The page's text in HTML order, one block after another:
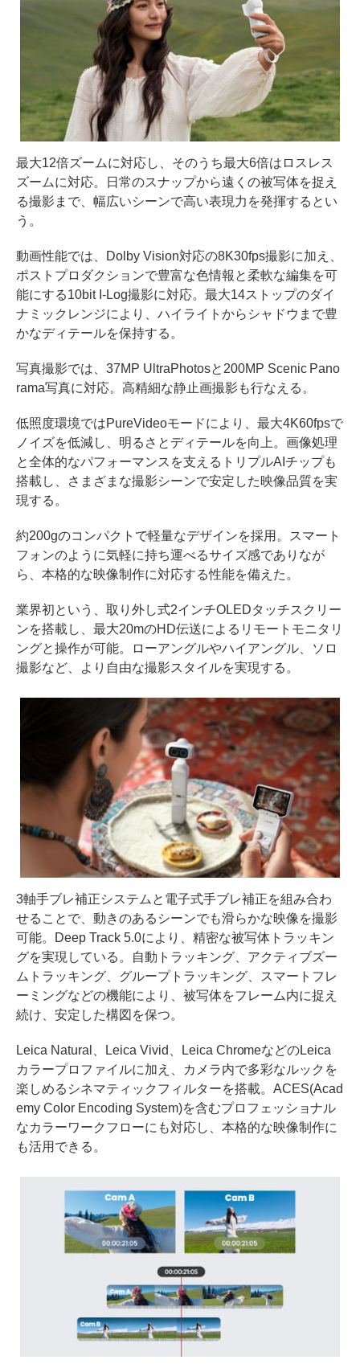
最大12倍ズームに対応し、そのうち最大6倍はロスレス
ズームに対応。日常のスナップから遠くの被写体を捉え
る撮影まで、幅広いシーンで高い表現力を発揮するとい
う。
動画性能では、Dolby Vision対応の8K30fps撮影に加え、
ポストプロダクションで豊富な色情報と柔軟な編集を可
能にする10bit I-Log撮影に対応。最大14ストップのダイ
ナミックレンジにより、ハイライトからシャドウまで豊
かなディテールを保持する。
写真撮影では、37MP UltraPhotosと200MP Scenic Pano
rama写真に対応。高精細な静止画撮影も行なえる。
低照度環境ではPureVideoモードにより、最大4K60fpsで
ノイズを低減し、明るさとディテールを向上。画像処理
と全体的なパフォーマンスを支えるトリプルAIチップも
搭載し、さまざまな撮影シーンで安定した映像品質を実
現する。
約200gのコンパクトで軽量なデザインを採用。スマート
フォンのように気軽に持ち運べるサイズ感でありなが
ら、本格的な映像制作に対応する性能を備えた。
業界初という、取り外し式2インチOLEDタッチスクリー
ンを搭載し、最大20mのHD伝送によるリモートモニタリ
ングと操作が可能。ローアングルやハイアングル、ソロ
撮影など、より自由な撮影スタイルを実現する。
3軸手ブレ補正システムと電子式手ブレ補正を組み合わ
せることで、動きのあるシーンでも滑らかな映像を撮影
可能。Deep Track 5.0により、精密な被写体トラッキン
グを実現している。自動トラッキング、アクティブズー
ムトラッキング、グループトラッキング、スマートフレ
ーミングなどの機能により、被写体をフレーム内に捉え
続け、安定した構図を保つ。
Leica Natural、Leica Vivid、Leica ChromeなどのLeica
カラープロファイルに加え、カメラ内で多彩なルックを
楽しめるシネマティックフィルターを搭載。ACES(Acad
emy Color Encoding System)を含むプロフェッショナル
なカラーワークフローにも対応し、本格的な映像制作に
も活用できる。